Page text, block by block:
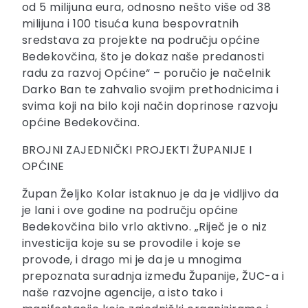
od 5 milijuna eura, odnosno nešto više od 38
milijuna i 100 tisuća kuna bespovratnih
sredstava za projekte na području općine
Bedekovčina, što je dokaz naše predanosti
radu za razvoj Općine“ – poručio je načelnik
Darko Ban te zahvalio svojim prethodnicima i
svima koji na bilo koji način doprinose razvoju
općine Bedekovčina.
BROJNI ZAJEDNIČKI PROJEKTI ŽUPANIJE I
OPĆINE
Župan Željko Kolar istaknuo je da je vidljivo da
je lani i ove godine na području općine
Bedekovčina bilo vrlo aktivno. „Riječ je o niz
investicija koje su se provodile i koje se
provode, i drago mi je da je u mnogima
prepoznata suradnja između Županije, ŽUC-a i
naše razvojne agencije, a isto tako i